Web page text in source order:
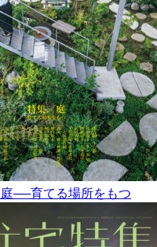
庭──育てる場所をもつ